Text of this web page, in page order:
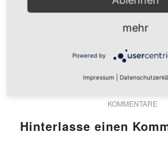
0
KOMMENTARE
Hinterlasse einen
mehr
Powered by
Impressum